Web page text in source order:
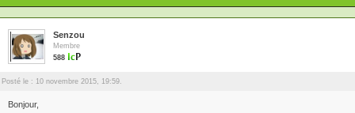
Senzou
Membre
588
Posté le : 10 novembre 2015, 19:59.
Bonjour,